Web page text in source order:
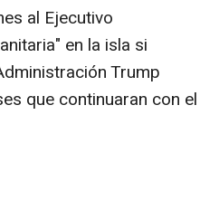
al Ejecutivo
en la isla si
Trump
que continuaran con el